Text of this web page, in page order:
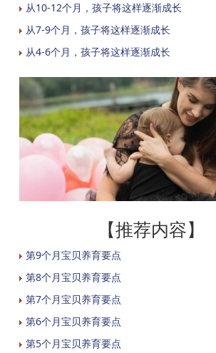
从10-12个月，孩子将这样逐渐成长
从7-9个月，孩子将这样逐渐成长
从4-6个月，孩子将这样逐渐成长
【推荐内容】
第9个月宝贝养育要点
第8个月宝贝养育要点
第7个月宝贝养育要点
第6个月宝贝养育要点
第5个月宝贝养育要点